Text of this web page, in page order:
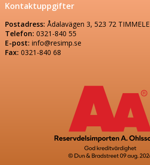
Kontaktuppgifter
Postadress: Ådalavägen 3, 523 72 TIMMELE
Telefon: 0321-840 55
E-post: info@resimp.se
Fax: 0321-840 68